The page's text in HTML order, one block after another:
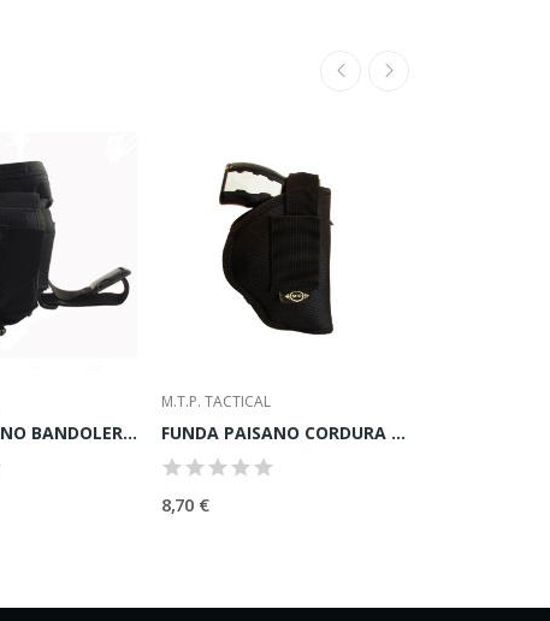
BOLSO PAISANO BANDOLERA-PERNERA
M.T.P. TACTICAL
FUNDA PAISANO CORDURA NEGRA UNIVERSAL
8,70 €